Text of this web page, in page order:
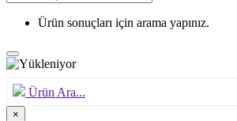
Ürün sonuçları için arama yapınız.
Ürün Ara...
×